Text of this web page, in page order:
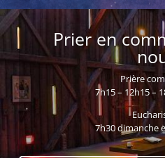
Prier en
Prière
7h15 – 12h15 –
7h30 dimanche